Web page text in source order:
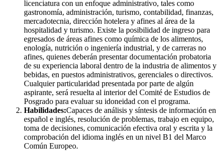
licenciatura con un enfoque administrativo, tales como
gastronomía, administración, turismo, contabilidad, finanzas,
mercadotecnia, dirección hotelera y afines al área de la
hospitalidad y turismo. Existe la posibilidad de ingreso para
egresados de áreas afines como química de los alimentos,
enología, nutrición o ingeniería industrial, y de carreras no
afines, quienes deberán presentar documentación probatoria
de su experiencia laboral dentro de la industria de alimentos y
bebidas, en puestos administrativos, gerenciales o directivos.
Cualquier particularidad presentada por parte de algún
aspirante, será resuelta al interior del Comité de Estudios de
Posgrado para evaluar su idoneidad con el programa.
Habilidades:Capaces de análisis y síntesis de información en
español e inglés, resolución de problemas, trabajo en equipo,
toma de decisiones, comunicación efectiva oral y escrita y la
comprobación del idioma inglés en un nivel B1 del Marco
Común Europeo.